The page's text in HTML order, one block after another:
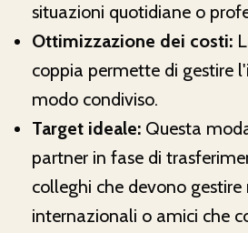
situazioni quotidiane o
Ottimizzazione dei costi:
coppia permette di gestire
modo condiviso.
Target ideale: Questa
partner in fase di
colleghi che devono
internazionali o amici che